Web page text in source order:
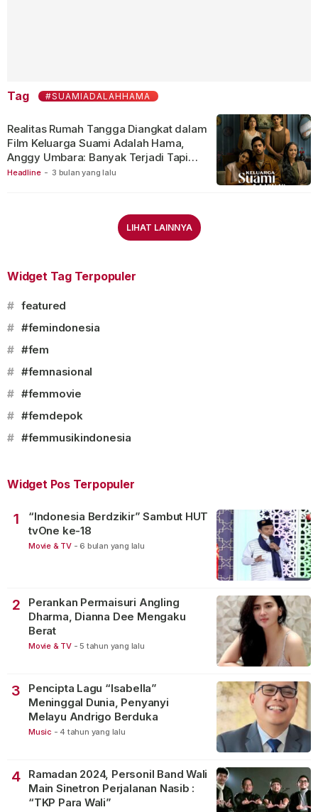
Tag #SUAMIADALAHHAMA
Headline - 3 bulan yang lalu
Realitas Rumah Tangga Diangkat dalam
Film Keluarga Suami Adalah Hama,
Anggy Umbara: Banyak Terjadi Tapi
Jarang Diungkap
LIHAT LAINNYA
Widget Tag Terpopuler
# featured
# #femindonesia
# #fem
# #femnasional
# #femmovie
# #femdepok
# #femmusikindonesia
Widget Pos Terpopuler
1
“Indonesia Berdzikir” Sambut HUT
tvOne ke-18
Movie & TV - 6 bulan yang lalu
2
Perankan Permaisuri Angling
Dharma, Dianna Dee Mengaku
Berat
Movie & TV - 5 tahun yang lalu
3
Pencipta Lagu “Isabella”
Meninggal Dunia, Penyanyi
Melayu Andrigo Berduka
Music - 4 tahun yang lalu
4
Ramadan 2024, Personil Band Wali
Main Sinetron Perjalanan Nasib :
“TKP Para Wali”